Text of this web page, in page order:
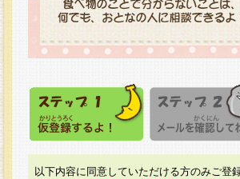
以下内容に同意していただける方のみご登